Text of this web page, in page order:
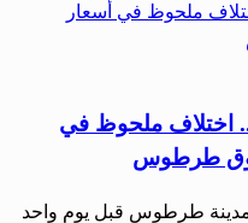
اختلاف ملحوظ في
طرطوس
طرطوس قبل يوم واحد